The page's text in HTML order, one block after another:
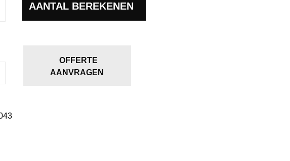
AANTAL BEREKENEN
OFFERTE
AANVRAGEN